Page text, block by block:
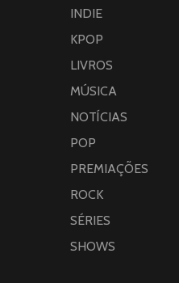
INDIE
KPOP
LIVROS
MÚSICA
NOTÍCIAS
POP
PREMIAÇÕES
ROCK
SÉRIES
SHOWS